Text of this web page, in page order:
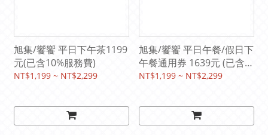
旭集/饗饗 平日下午茶1199
元(已含10%服務費)
NT$1,199 ~ NT$2,299
旭集/饗饗 平日午餐/假日下
午餐通用券 1639元 (已含
10%服務費)
NT$1,199 ~ NT$2,299